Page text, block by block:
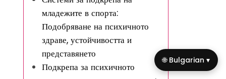
младежите в спорта:
Подобряване на психичното
здраве, устойчивостта и
представянето
Подкрепа за психичното
🌐 Bulgarian ▾